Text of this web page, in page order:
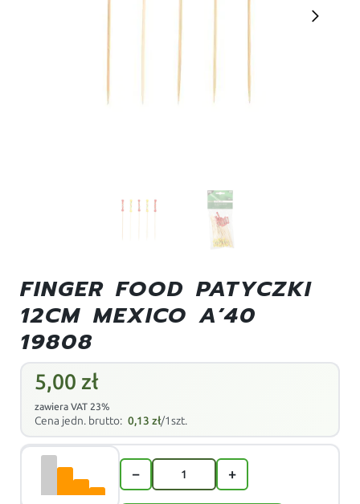
FINGER FOOD PATYCZKI
12CM MEXICO A’40
19808
5,00 zł
zawiera VAT 23%
Cena jedn. brutto: 0,13zł/1szt.
− +